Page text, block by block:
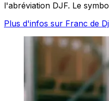
l'abréviation DJF. Le
Plus d'infos sur Franc de